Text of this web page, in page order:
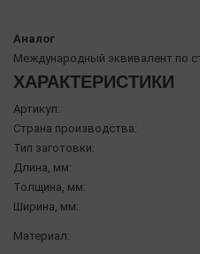
Аналог
Международный эквивалент по
ХАРАКТЕРИСТИКИ
Артикул:
Страна производства:
Тип заготовки:
Длина, мм:
Толщина, мм:
Ширина, мм:
Материал: